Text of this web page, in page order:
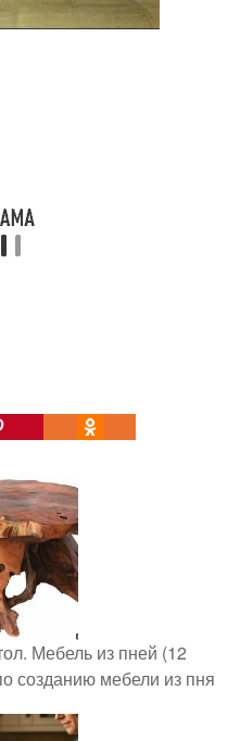
Мебель из пней (12
созданию мебели из пня